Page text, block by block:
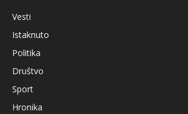
Vesti
Istaknuto
Politika
Društvo
Sport
Hronika